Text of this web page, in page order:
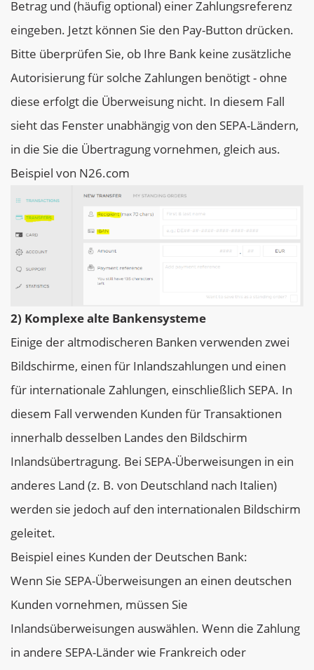
Betrag und (häufig optional) einer Zahlungsreferenz
eingeben. Jetzt können Sie den Pay-Button drücken.
Bitte überprüfen Sie, ob Ihre Bank keine zusätzliche
Autorisierung für solche Zahlungen benötigt - ohne
diese erfolgt die Überweisung nicht. In diesem Fall
sieht das Fenster unabhängig von den SEPA-Ländern,
in die Sie die Übertragung vornehmen, gleich aus.
Beispiel von N26.com
2) Komplexe alte Bankensysteme
Einige der altmodischeren Banken verwenden zwei
Bildschirme, einen für Inlandszahlungen und einen
für internationale Zahlungen, einschließlich SEPA. In
diesem Fall verwenden Kunden für Transaktionen
innerhalb desselben Landes den Bildschirm
Inlandsübertragung. Bei SEPA-Überweisungen in ein
anderes Land (z. B. von Deutschland nach Italien)
werden sie jedoch auf den internationalen Bildschirm
geleitet.
Beispiel eines Kunden der Deutschen Bank:
Wenn Sie SEPA-Überweisungen an einen deutschen
Kunden vornehmen, müssen Sie
Inlandsüberweisungen auswählen. Wenn die Zahlung
in andere SEPA-Länder wie Frankreich oder